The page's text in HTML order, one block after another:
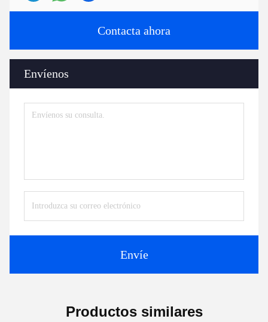
Contacta ahora
Envíenos
Envíe
Productos similares